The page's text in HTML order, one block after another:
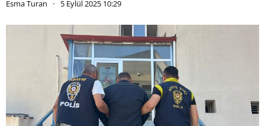
Esma Turan 5 Eylül 2025 10:29